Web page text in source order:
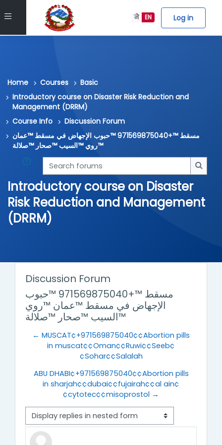
Side panel EN
ने Log in
Skip to main content
Home Courses
Basic
Introductory course on Disaster Risk Reduction and
Management (DRRM)
Course Info
Discussion Forum
مسقط ™+971569875040 ™حبوب الإجهاض في مسقط ™عمان
™روي ™السيب ™صحار ™صلالة
Search forums
Introductory course on Disaster
Risk Reduction and Management
(DRRM)
Discussion Forum
مسقط ™+971569875040 ™حبوب
الإجهاض في مسقط ™عمان ™روي
™السيب ™صحار ™صلالة
← MUSCAT¢+971569875040¢¢Abortion pills
in muscat¢¢Oman¢¢Ruwi¢¢Seeb¢
¢Sohar¢¢Salalah
ABU DHABI¢+971569875040¢¢Abortion pills
in sharjah¢¢dubai¢¢fujairah¢¢al ain¢
¢cytotec¢¢misoprostol →
Display mode